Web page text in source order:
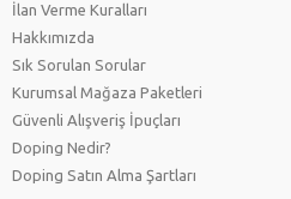
İlan Verme Kuralları
Hakkımızda
Sık Sorulan Sorular
Kurumsal Mağaza Paketleri
Güvenli Alışveriş İpuçları
Doping Nedir?
Doping Satın Alma Şartları